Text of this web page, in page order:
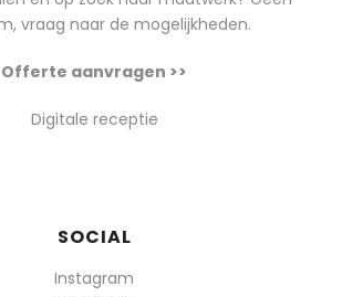
vraag naar de mogelijkheden.
Offerte aanvragen >>
Digitale receptie
SOCIAL
Instagram